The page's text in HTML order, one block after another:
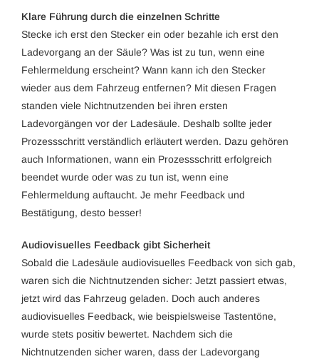
Klare Führung durch die einzelnen Schritte
Stecke ich erst den Stecker ein oder bezahle ich erst den
Ladevorgang an der Säule? Was ist zu tun, wenn eine
Fehlermeldung erscheint? Wann kann ich den Stecker
wieder aus dem Fahrzeug entfernen? Mit diesen Fragen
standen viele Nichtnutzenden bei ihren ersten
Ladevorgängen vor der Ladesäule. Deshalb sollte jeder
Prozessschritt verständlich erläutert werden. Dazu gehören
auch Informationen, wann ein Prozessschritt erfolgreich
beendet wurde oder was zu tun ist, wenn eine
Fehlermeldung auftaucht. Je mehr Feedback und
Bestätigung, desto besser!
Audiovisuelles Feedback gibt Sicherheit
Sobald die Ladesäule audiovisuelles Feedback von sich gab,
waren sich die Nichtnutzenden sicher: Jetzt passiert etwas,
jetzt wird das Fahrzeug geladen. Doch auch anderes
audiovisuelles Feedback, wie beispielsweise Tastentöne,
wurde stets positiv bewertet. Nachdem sich die
Nichtnutzenden sicher waren, dass der Ladevorgang